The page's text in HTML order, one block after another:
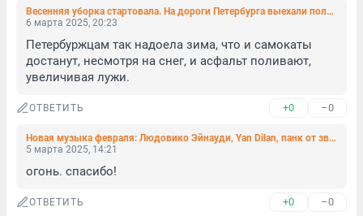
Весенняя уборка стартовала. На дороги Петербурга выехали поливальные машины
6 марта 2025, 20:23
Петербуржцам так надоела зима, что и самокаты
достанут, несмотря на снег, и асфальт поливают,
увеличивая лужи.
ОТВЕТИТЬ +0 –0
Новая музыка февраля: Людовико Эйнауди, Yan Dilan, панк от звезды хип-хопа и не только
5 марта 2025, 14:21
огонь. спасибо!
ОТВЕТИТЬ +0 –0